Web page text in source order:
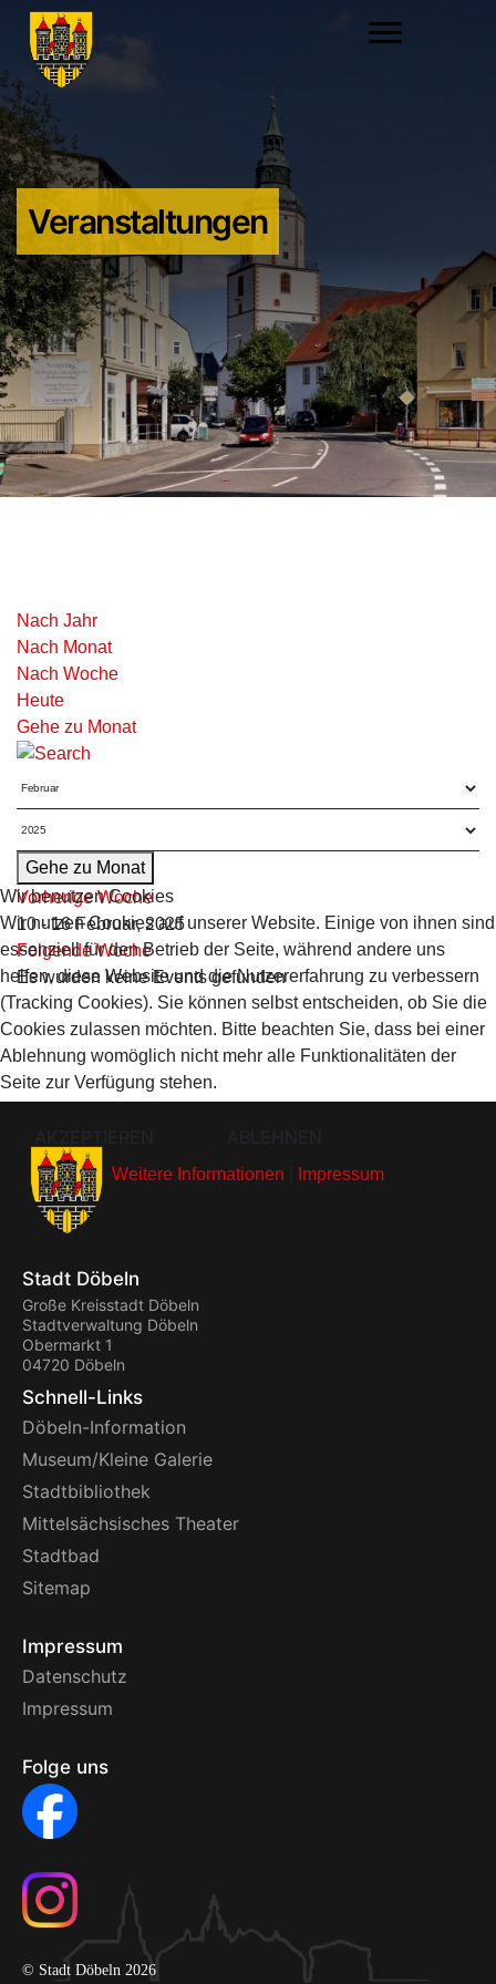
Veranstaltungen
Nach Jahr
Nach Monat
Nach Woche
Heute
Gehe zu Monat
Gehe zu Monat
Vorherige Woche
10 - 16 Februar, 2025
Folgende Woche
Es wurden keine Events gefunden
Stadt Döbeln
Große Kreisstadt Döbeln
Stadtverwaltung Döbeln
Obermarkt 1
04720 Döbeln
Schnell-Links
Döbeln-Information
Museum/Kleine Galerie
Stadtbibliothek
Mittelsächsisches Theater
Stadtbad
Sitemap
Impressum
Datenschutz
Impressum
Folge uns
© Stadt Döbeln 2026
Wir benutzen Cookies
Wir nutzen Cookies auf unserer Website. Einige von ihnen sind
essenziell für den Betrieb der Seite, während andere uns
helfen, diese Website und die Nutzererfahrung zu verbessern
(Tracking Cookies). Sie können selbst entscheiden, ob Sie die
Cookies zulassen möchten. Bitte beachten Sie, dass bei einer
Ablehnung womöglich nicht mehr alle Funktionalitäten der
Seite zur Verfügung stehen.
Weitere Informationen Impressum